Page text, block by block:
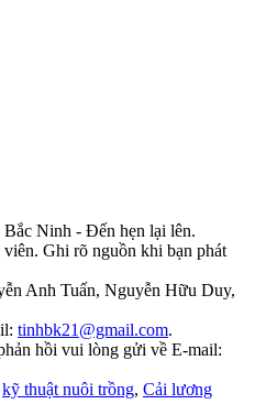
Ninh - Đến hẹn lại lên.
Ghi rõ nguồn khi bạn phát
Anh Tuấn, Nguyễn Hữu Duy,
tinhbk21@gmail.com.
hồi vui lòng gửi về E-mail:
kỹ thuật nuôi trồng, Cải lương